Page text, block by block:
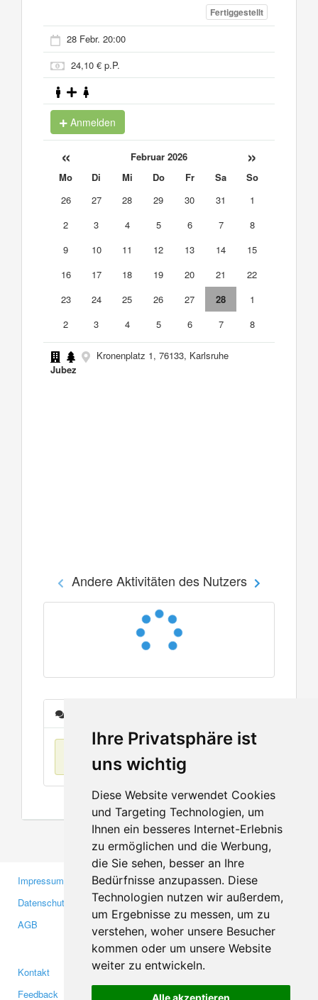
Ihre Privatsphäre ist
uns wichtig
Diese Website verwendet Cookies
und Targeting Technologien, um
Ihnen ein besseres Internet-Erlebnis
zu ermöglichen und die Werbung,
die Sie sehen, besser an Ihre
Bedürfnisse anzupassen. Diese
Technologien nutzen wir außerdem,
um Ergebnisse zu messen, um zu
verstehen, woher unsere Besucher
kommen oder um unsere Website
weiter zu entwickeln.
Alle akzeptieren
Fertiggestellt
28 Febr. 20:00
24,10 € p.P.
Anmelden
« Februar 2026 »
Mo Di Mi Do Fr Sa
So
26
27 28 29 30 31
1
2
3 4 5 6 7
8
9
10 11 12 13 14
15
16
17 18 19 20 21
22
23
24 25 26 27 28
1
2
3 4 5 6 7 8
Kronenplatz 1, 76133, Karlsruhe
Jubez
Andere Aktivitäten des Nutzers
Keine Einträge
Impressum
Datenschutzerklärung
AGB
Gewerbetreibende
Investoren
Medien
Kontakt
Feedback
Facebook
Twitter